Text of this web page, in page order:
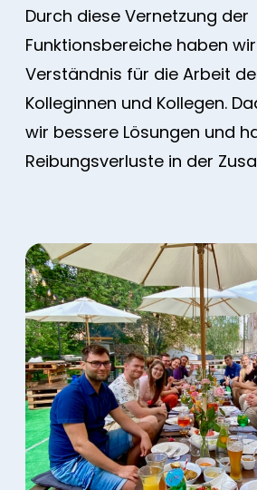
Durch diese Vernetzung der
Funktionsbereiche haben
Verständnis für die Arbeit
Kolleginnen und Kollegen.
wir bessere Lösungen und
Reibungsverluste in der